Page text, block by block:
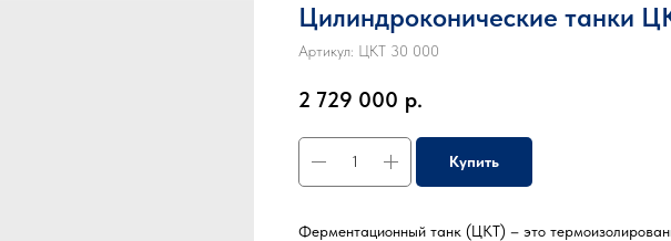
Цилиндроконические танки
Артикул: ЦКТ 30 000
2 729 000 р.
Купить
Ферментационный танк (ЦКТ) – это